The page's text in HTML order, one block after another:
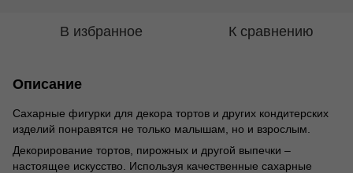
В избранное К сравнению
Описание
Сахарные фигурки для декора тортов и других кондитерских
изделий понравятся не только малышам, но и взрослым.
Декорирование тортов, пирожных и другой выпечки –
настоящее искусство. Используя качественные сахарные